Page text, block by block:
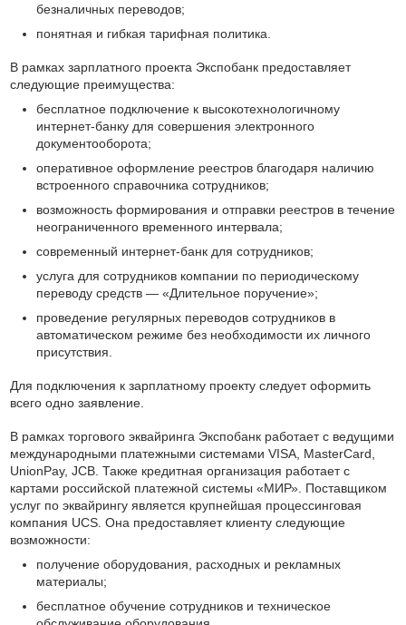
безналичных переводов;
понятная и гибкая тарифная политика.
В рамках зарплатного проекта Экспобанк предоставляет
следующие преимущества:
бесплатное подключение к высокотехнологичному
интернет-банку для совершения электронного
документооборота;
оперативное оформление реестров благодаря наличию
встроенного справочника сотрудников;
возможность формирования и отправки реестров в течение
неограниченного временного интервала;
современный интернет-банк для сотрудников;
услуга для сотрудников компании по периодическому
переводу средств — «Длительное поручение»;
проведение регулярных переводов сотрудников в
автоматическом режиме без необходимости их личного
присутствия.
Для подключения к зарплатному проекту следует оформить
всего одно заявление.
В рамках торгового эквайринга Экспобанк работает с ведущими
международными платежными системами VISA, MasterCard,
UnionPay, JCB. Также кредитная организация работает с
картами российской платежной системы «МИР». Поставщиком
услуг по эквайрингу является крупнейшая процессинговая
компания UCS. Она предоставляет клиенту следующие
возможности:
получение оборудования, расходных и рекламных
материалы;
бесплатное обучение сотрудников и техническое